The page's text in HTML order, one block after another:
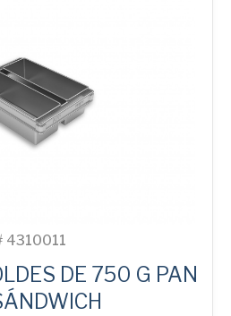
4310011
DE 750 G PAN